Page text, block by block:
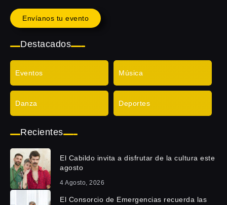
Envíanos tu evento
Destacados
Eventos Música
Danza Deportes
Recientes
El Cabildo invita a disfrutar de la cultura este
agosto
4 Agosto, 2026
El Consorcio de Emergencias recuerda las